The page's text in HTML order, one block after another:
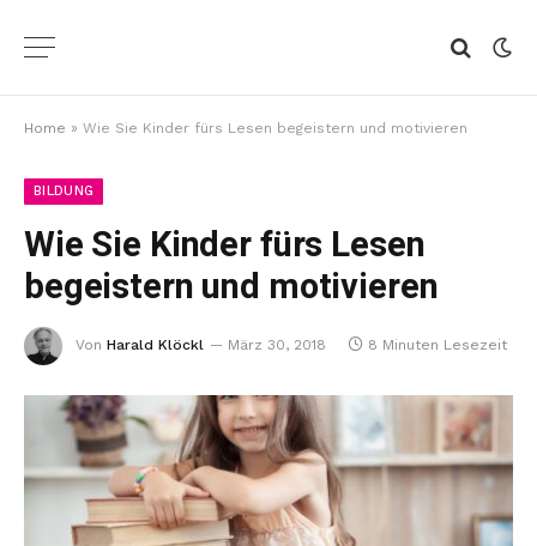
Home » Wie Sie Kinder fürs Lesen begeistern und motivieren
BILDUNG
Wie Sie Kinder fürs Lesen
begeistern und motivieren
Von Harald Klöckl März 30, 2018 8 Minuten Lesezeit